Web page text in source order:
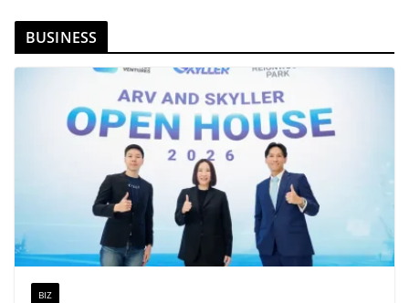
BUSINESS
BIZ